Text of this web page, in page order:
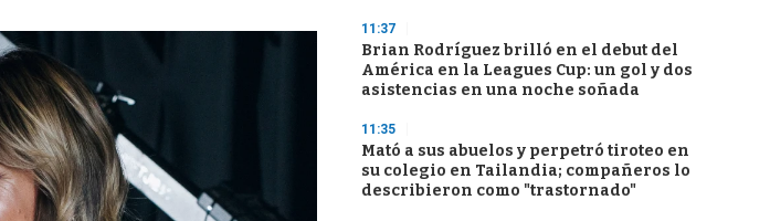
11:37
Brian Rodríguez brilló en el debut del
América en la Leagues Cup: un gol y dos
asistencias en una noche soñada
11:35
Mató a sus abuelos y perpetró tiroteo en
su colegio en Tailandia; compañeros lo
describieron como "trastornado"